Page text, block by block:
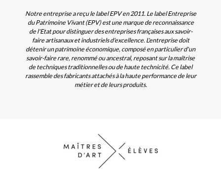
Notre entreprise a reçu le label EPV en 2011. Le label Entreprise
du Patrimoine Vivant (EPV) est une marque de reconnaissance
de l'Etat pour distinguer des entreprises françaises aux savoir-
faire artisanaux et industriels d'excellence. L'entreprise doit
détenir un patrimoine économique, composé en particulier d'un
savoir-faire rare, renommé ou ancestral, reposant sur la maîtrise
de techniques traditionnelles ou de haute technicité. Ce label
rassemble des fabricants attachés à la haute performance de leur
métier et de leurs produits.